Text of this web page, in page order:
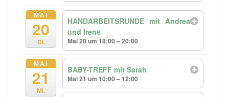
MAI
20
Di.
HANDARBEITSRUNDE mit Andrea
und Irene
Mai 20 um 18:00 – 20:00
MAI
21
Mi.
BABY-TREFF mit Sarah
Mai 21 um 10:00 – 12:00